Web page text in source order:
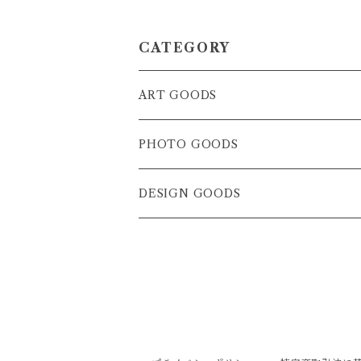
CATEGORY
ART GOODS
PHOTO GOODS
DESIGN GOODS